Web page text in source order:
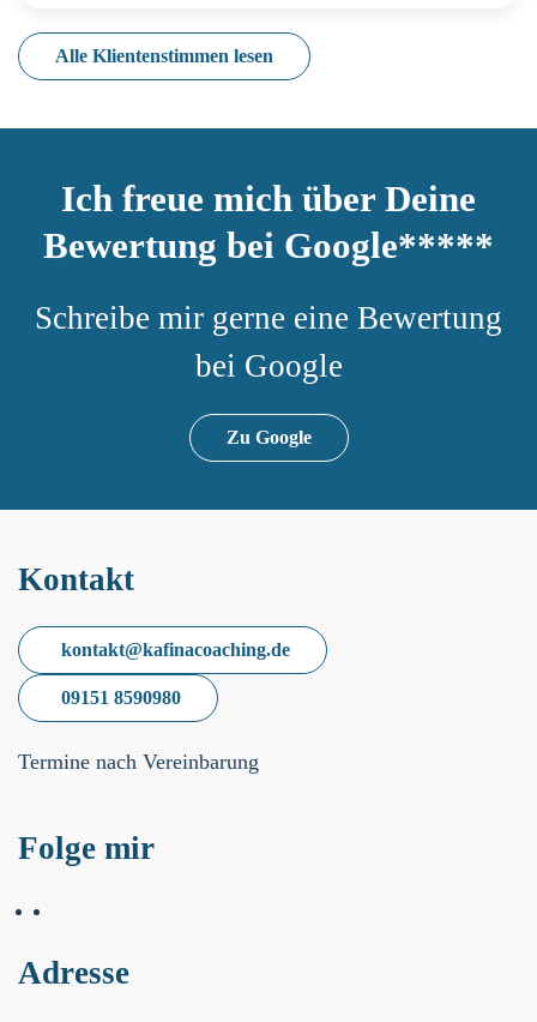
Alle Klientenstimmen lesen
Ich freue mich über Deine
Bewertung bei Google*****
Schreibe mir gerne eine Bewertung
bei Google
Zu Google
Kontakt
kontakt@kafinacoaching.de
09151 8590980
Termine nach Vereinbarung
Folge mir
Adresse